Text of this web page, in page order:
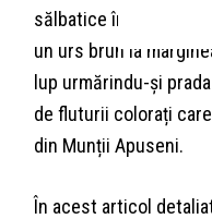
sălbatice în habitatul
un urs brun la
lup urmărindu-și
de fluturii colorați
din Munții Apuseni.
În acest articol